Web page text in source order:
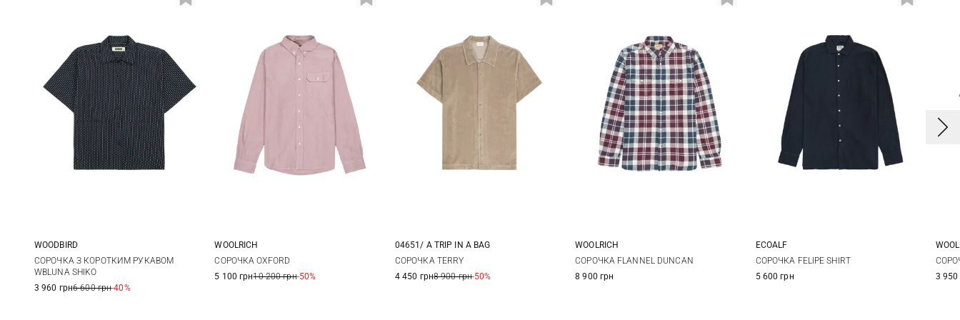
S M L
WOODBIRD
СОРОЧКА З КОРОТКИМ РУКАВОМ
WBLUNA SHIKO
3 960 грн6 600 грн-40%
L
WOOLRICH
СОРОЧКА OXFORD
5 100 грн10 200 грн-50%
M L
04651/ A TRIP IN A BAG
СОРОЧКА TERRY
4 450 грн8 900 грн-50%
M L XL
WOOLRICH
СОРОЧКА FLANNEL DUNCAN
8 900 грн
S M
ECOALF
СОРОЧКА FELIPE SHIRT
5 600 грн
M
3 950